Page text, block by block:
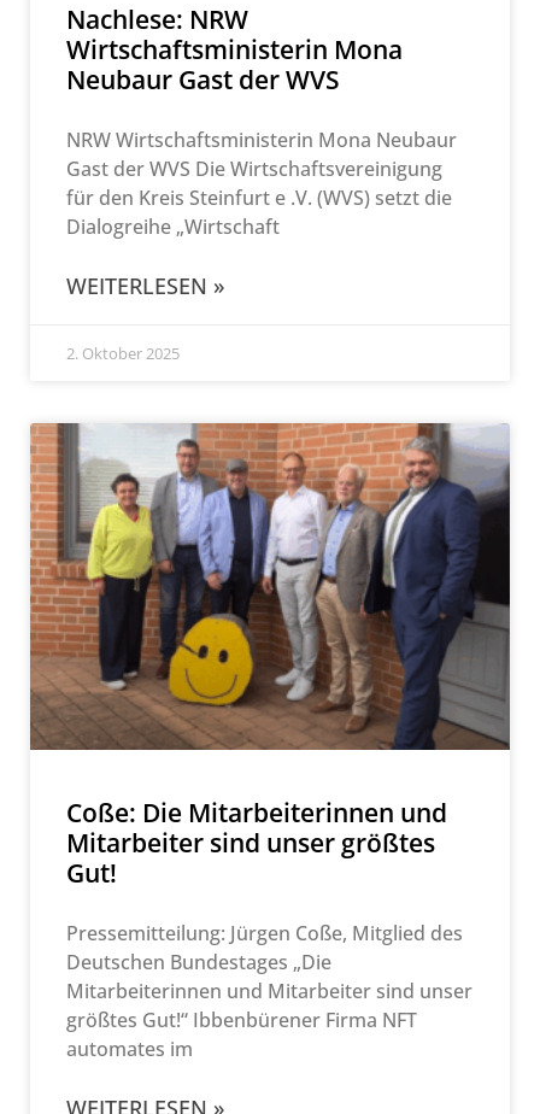
Nachlese: NRW
Wirtschaftsministerin Mona
Neubaur Gast der WVS
NRW Wirtschaftsministerin Mona Neubaur
Gast der WVS Die Wirtschaftsvereinigung
für den Kreis Steinfurt e .V. (WVS) setzt die
Dialogreihe „Wirtschaft
WEITERLESEN »
2. Oktober 2025
Coße: Die Mitarbeiterinnen und
Mitarbeiter sind unser größtes
Gut!
Pressemitteilung: Jürgen Coße, Mitglied des
Deutschen Bundestages „Die
Mitarbeiterinnen und Mitarbeiter sind unser
größtes Gut!“ Ibbenbürener Firma NFT
automates im
WEITERLESEN »